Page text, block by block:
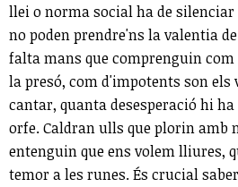
llei o norma social ha de
no poden prendre'ns la valentia
falta mans que comprenguin
la presó, com d'impotents son els
cantar, quanta desesperació hi
orfe. Caldran ulls que plorin amb
entenguin que ens volem lliures,
temor a les runes. És crucial